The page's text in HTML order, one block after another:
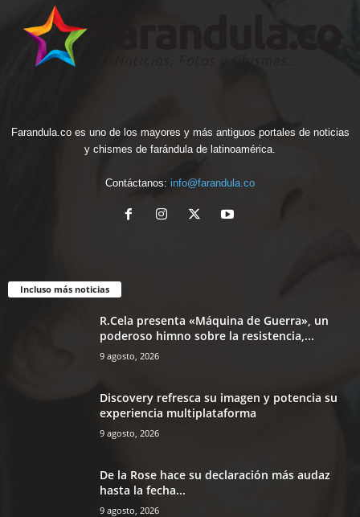
Farandula.co es uno de los mayores y más antiguos portales de noticias
y chismes de farándula de latinoamérica.
Contáctanos: info@farandula.co
Incluso más noticias
R.Cela presenta «Máquina de Guerra», un
poderoso himno sobre la resistencia,...
9 agosto, 2026
Discovery refresca su imagen y potencia su
experiencia multiplataforma
9 agosto, 2026
De la Rose hace su declaración más audaz
hasta la fecha...
9 agosto, 2026